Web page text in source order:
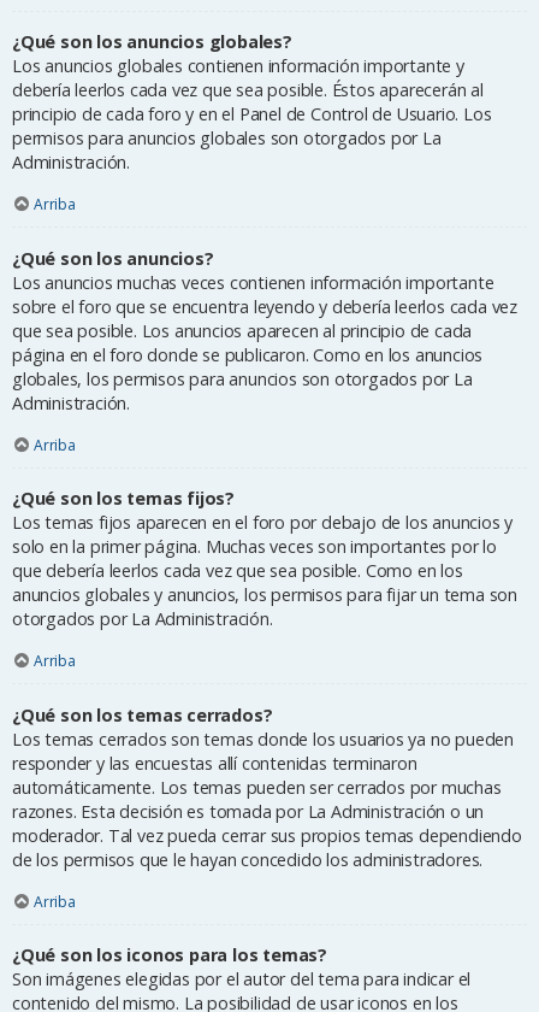
¿Qué son los anuncios globales?
Los anuncios globales contienen información importante y
debería leerlos cada vez que sea posible. Éstos aparecerán al
principio de cada foro y en el Panel de Control de Usuario. Los
permisos para anuncios globales son otorgados por La
Administración.
Arriba
¿Qué son los anuncios?
Los anuncios muchas veces contienen información importante
sobre el foro que se encuentra leyendo y debería leerlos cada vez
que sea posible. Los anuncios aparecen al principio de cada
página en el foro donde se publicaron. Como en los anuncios
globales, los permisos para anuncios son otorgados por La
Administración.
Arriba
¿Qué son los temas fijos?
Los temas fijos aparecen en el foro por debajo de los anuncios y
solo en la primer página. Muchas veces son importantes por lo
que debería leerlos cada vez que sea posible. Como en los
anuncios globales y anuncios, los permisos para fijar un tema son
otorgados por La Administración.
Arriba
¿Qué son los temas cerrados?
Los temas cerrados son temas donde los usuarios ya no pueden
responder y las encuestas allí contenidas terminaron
automáticamente. Los temas pueden ser cerrados por muchas
razones. Esta decisión es tomada por La Administración o un
moderador. Tal vez pueda cerrar sus propios temas dependiendo
de los permisos que le hayan concedido los administradores.
Arriba
¿Qué son los iconos para los temas?
Son imágenes elegidas por el autor del tema para indicar el
contenido del mismo. La posibilidad de usar iconos en los